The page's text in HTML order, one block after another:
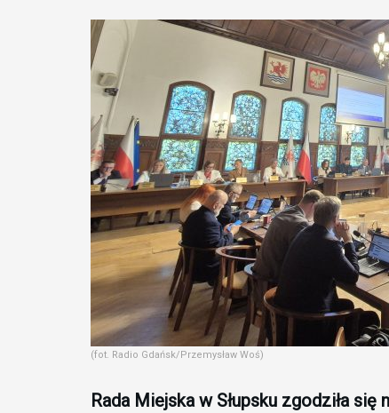
(fot. Radio Gdańsk/Przemysław Woś)
Rada Miejska w Słupsku zgodziła